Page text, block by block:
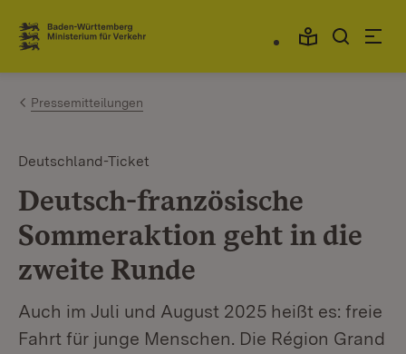
Zum Inhalt springen
Link zur Startseite
Pressemitteilungen
Deutschland-Ticket
Deutsch-französische
Sommeraktion geht in die
zweite Runde
Auch im Juli und August 2025 heißt es: freie
Fahrt für junge Menschen. Die Région Grand